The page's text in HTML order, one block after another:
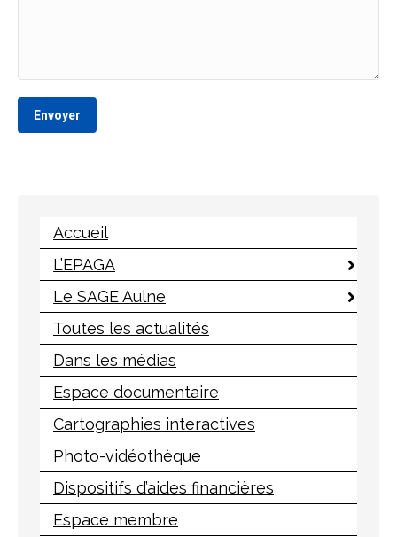
Accueil
L’EPAGA
Le SAGE Aulne
Toutes les actualités
Dans les médias
Espace documentaire
Cartographies interactives
Photo-vidéothèque
Dispositifs d’aides financières
Espace membre